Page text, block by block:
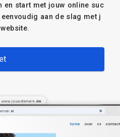
en start met jouw online suc
aan de slag met j